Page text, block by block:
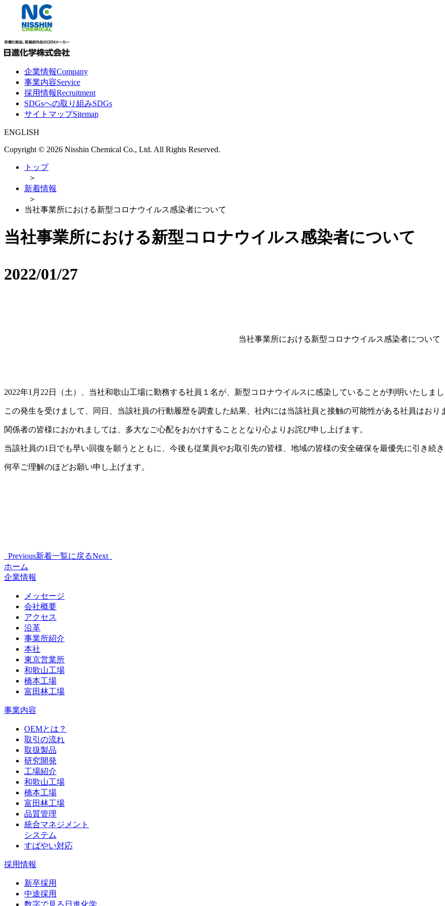
企業情報Company
事業内容Service
採用情報Recruitment
SDGsへの取り組みSDGs
サイトマップSitemap
ENGLISH
Copyright © 2026 Nisshin Chemical Co., Ltd. All Rights Reserved.
トップ
＞
新着情報
＞
当社事業所における新型コロナウイルス感染者について
当社事業所における新型コロナウイルス感染者について
2022/01/27
当社事業所における新型コロナウイルス感染者について
2022年1月22日（土）、当社和歌山工場に勤務する社員１名が、新型コロナウイルスに感染していることが判明いたしまし
この発生を受けまして、同日、当該社員の行動履歴を調査した結果、社内には当該社員と接触の可能性がある社員はおり
関係者の皆様におかれましては、多大なご心配をおかけすることとなり心よりお詫び申し上げます。
当該社員の1日でも早い回復を願うとともに、今後も従業員やお取引先の皆様、地域の皆様の安全確保を最優先に引き続
何卒ご理解のほどお願い申し上げます。
Previous新着一覧に戻るNext
ホーム
企業情報
メッセージ
会社概要
アクセス
沿革
事業所紹介
本社
東京営業所
和歌山工場
橋本工場
富田林工場
事業内容
OEMとは？
取引の流れ
取扱製品
研究開発
工場紹介
和歌山工場
橋本工場
富田林工場
品質管理
統合マネジメント
システム
すばやい対応
採用情報
新卒採用
中途採用
数字で見る日進化学